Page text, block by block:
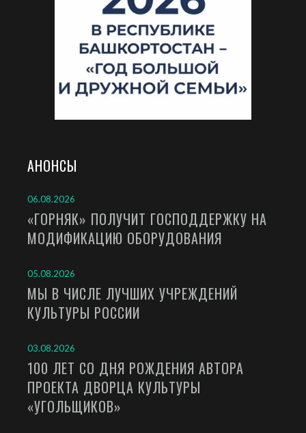
АНОНСЫ
06.08.2026
«ГОРНЯК» ПОЛУЧИТ ГОСПОДДЕРЖКУ НА
МОДИФИКАЦИЮ ОБОРУДОВАНИЯ
05.08.2026
МЫ В ЧИСЛЕ ЛУЧШИХ УЧРЕЖДЕНИЙ
КУЛЬТУРЫ РОССИИ
03.08.2026
100 ЛЕТ СО ДНЯ РОЖДЕНИЯ АВТОРА
ПРОЕКТА ДВОРЦА КУЛЬТУРЫ
«УГОЛЬЩИКОВ»